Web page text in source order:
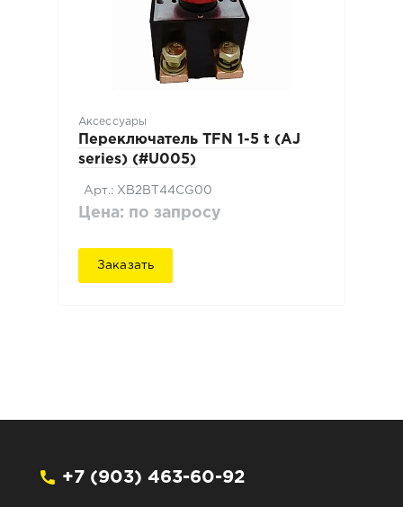
Аксессуары
Переключатель TFN 1-5 t (AJ
series) (#U005)
Арт.: XB2BT44CG00
Цена: по запросу
Заказать
+7 (903) 463-60-92